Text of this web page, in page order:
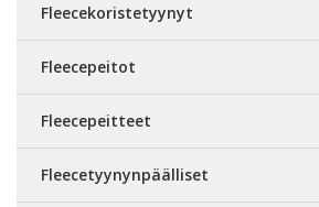
Fleecekoristetyynyt
Fleecepeitot
Fleecepeitteet
Fleecetyynynpäälliset